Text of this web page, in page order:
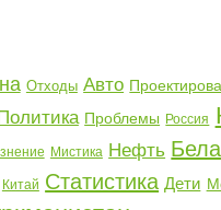
Отходы Авто
Проблемы Россия
Мистика Нефть
Китай Статистика Дети